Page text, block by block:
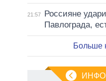
21:57
Россияне
Павлограда,
Больше